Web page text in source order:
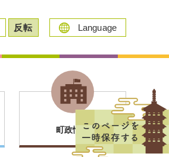
反転 Language
町政情報